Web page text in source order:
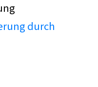
durch